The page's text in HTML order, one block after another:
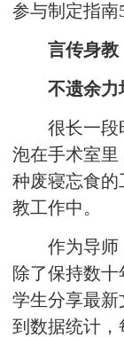
参与制定指南
言传身教
不遗余力
很长一段时
泡在手术室
种废寝忘食的
教工作中。
作为导师，
除了保持数
学生分享最
到数据统计，